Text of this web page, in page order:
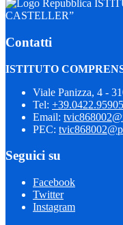
CASTELLER”
Contatti
ISTITUTO
Viale Panizza, 4 -
Tel:
Email:
PEC:
Seguici su
Facebook
Twitter
Instagram